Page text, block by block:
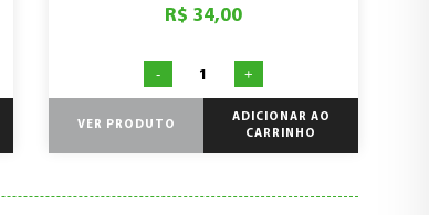
R$ 34,00
- +
VER PRODUTO
ADICIONAR AO
CARRINHO